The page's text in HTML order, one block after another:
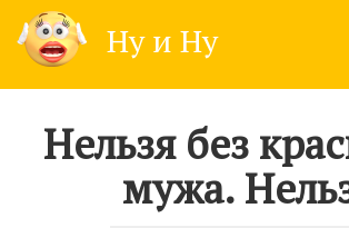
content
Ну и Ну
Нельзя без
мужа.